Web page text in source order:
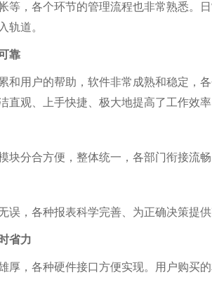
等，各个环节的管理流程也非常熟悉。
轨道。
靠
和用户的帮助，软件非常成熟和稳定，
直观、上手快捷、极大地提高了工作效
块分合方便，整体统一，各部门衔接流
误，各种报表科学完善、为正确决策提
省力
厚，各种硬件接口方便实现。用户购买